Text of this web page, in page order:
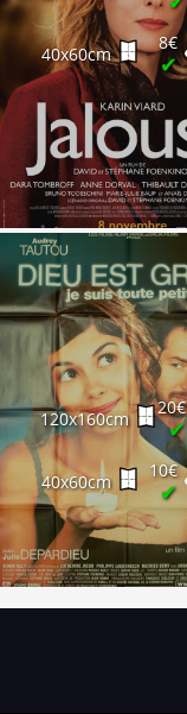
40x60cm
8€
✔
120x160cm
20€
✔
40x60cm
10€
✔